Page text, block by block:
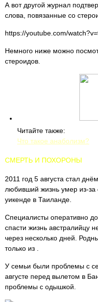
А вот другой журнал
слова, повязанные со
https://youtube.com/
Немного ниже можно
стероидов.
Читайте также:
Что такое анаболизм?
СМЕРТЬ И ПОХОРОНЫ
2011 год 5 августа стал
любивший жизнь умер из-за
уикенде в Таиланде.
Специалисты оперативно
спасти жизнь австралийцу
через несколько дней.
только из .
У семьи были проблемы с
августе перед вылетом в
проблемы с одышкой.